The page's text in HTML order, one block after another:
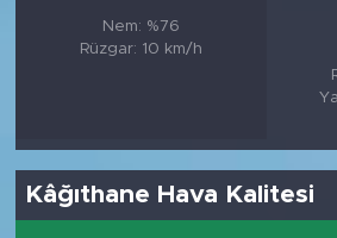
Nem: %76
Rüzgar: 10 km/h
Kâğıthane Hava Kalitesi